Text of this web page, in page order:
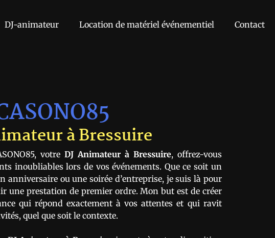
DJ-animateur Location de matériel événementiel Contact
à Bressuire
votre DJ Animateur à Bressuire, offrez-vous
inoubliables lors de vos événements. Que ce soit un
anniversaire ou une soirée d’entreprise, je suis là pour
une prestation de premier ordre. Mon but est de créer
qui répond exactement à vos attentes et qui ravit
quel que soit le contexte.